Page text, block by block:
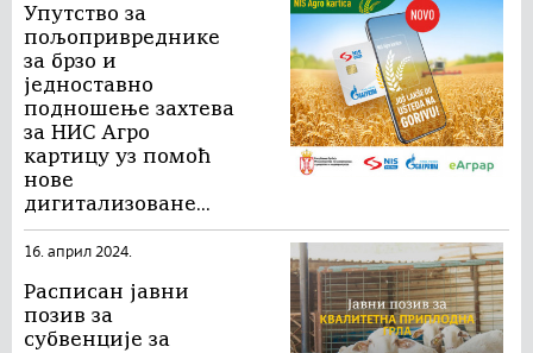
Упутство за
пољопривреднике
за брзо и
једноставно
подношење захтева
за НИС Агро
картицу уз помоћ
нове
дигитализоване...
16. април 2024.
Расписан јавни
позив за
субвенције за